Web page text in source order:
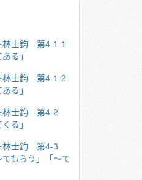
林士鈞 第4-1-1
る」
林士鈞 第4-1-2
る」
林士鈞 第4-2
る」
林士鈞 第4-3
もらう」「～て